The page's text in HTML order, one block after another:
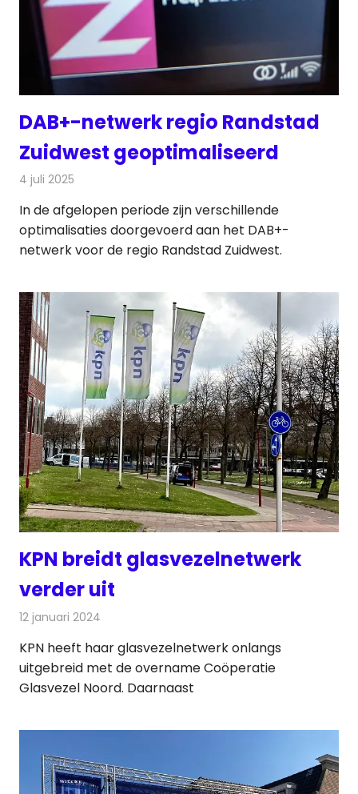
DAB+-netwerk regio Randstad
Zuidwest geoptimaliseerd
4 juli 2025
In de afgelopen periode zijn verschillende
optimalisaties doorgevoerd aan het DAB+-
netwerk voor de regio Randstad Zuidwest.
KPN breidt glasvezelnetwerk
verder uit
12 januari 2024
KPN heeft haar glasvezelnetwerk onlangs
uitgebreid met de overname Coöperatie
Glasvezel Noord. Daarnaast